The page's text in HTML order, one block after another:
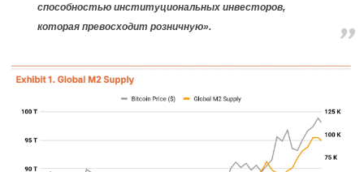
способностью институциональных инвесторов,
которая превосходит розничную».